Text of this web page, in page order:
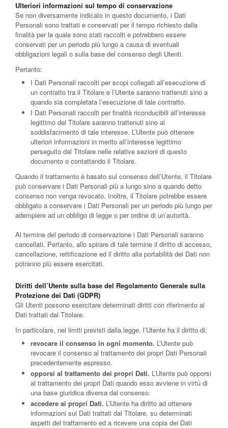
Ulteriori informazioni sul tempo di conservazione
Se non diversamente indicato in questo documento, i Dati
Personali sono trattati e conservati per il tempo richiesto dalla
finalità per la quale sono stati raccolti e potrebbero essere
conservati per un periodo più lungo a causa di eventuali
obbligazioni legali o sulla base del consenso degli Utenti.
Pertanto:
I Dati Personali raccolti per scopi collegati all’esecuzione di
un contratto tra il Titolare e l’Utente saranno trattenuti sino a
quando sia completata l’esecuzione di tale contratto.
I Dati Personali raccolti per finalità riconducibili all’interesse
legittimo del Titolare saranno trattenuti sino al
soddisfacimento di tale interesse. L’Utente può ottenere
ulteriori informazioni in merito all’interesse legittimo
perseguito dal Titolare nelle relative sezioni di questo
documento o contattando il Titolare.
Quando il trattamento è basato sul consenso dell’Utente, il Titolare
può conservare i Dati Personali più a lungo sino a quando detto
consenso non venga revocato. Inoltre, il Titolare potrebbe essere
obbligato a conservare i Dati Personali per un periodo più lungo per
adempiere ad un obbligo di legge o per ordine di un’autorità.
Al termine del periodo di conservazione i Dati Personali saranno
cancellati. Pertanto, allo spirare di tale termine il diritto di accesso,
cancellazione, rettificazione ed il diritto alla portabilità dei Dati non
potranno più essere esercitati.
Diritti dell’Utente sulla base del Regolamento Generale sulla
Protezione dei Dati (GDPR)
Gli Utenti possono esercitare determinati diritti con riferimento ai
Dati trattati dal Titolare.
In particolare, nei limiti previsti dalla legge, l’Utente ha il diritto di:
revocare il consenso in ogni momento. L’Utente può
revocare il consenso al trattamento dei propri Dati Personali
precedentemente espresso.
opporsi al trattamento dei propri Dati. L’Utente può opporsi
al trattamento dei propri Dati quando esso avviene in virtù di
una base giuridica diversa dal consenso.
accedere ai propri Dati. L’Utente ha diritto ad ottenere
informazioni sui Dati trattati dal Titolare, su determinati
aspetti del trattamento ed a ricevere una copia dei Dati